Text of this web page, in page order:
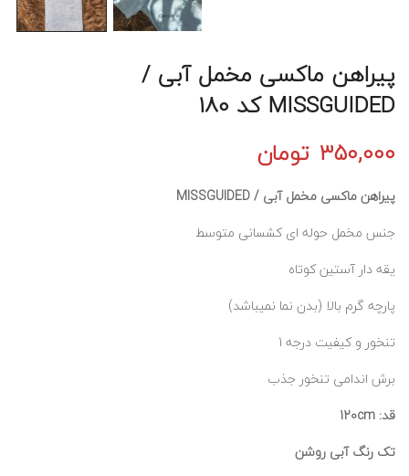
پیراهن ماکسی مخمل آبی /
MISSGUIDED کد 180
350,000 تومان
پیراهن ماکسی مخمل آبی / MISSGUIDED
جنس مخمل حوله ای کشسانی متوسط
یقه دار آستین کوتاه
پارچه گرم بالا (بدن نما نمیباشد)
تنخور و کیفیت درجه 1
برش اندامی تنخور جذب
قد: 120cm
تک رنگ آبی روشن